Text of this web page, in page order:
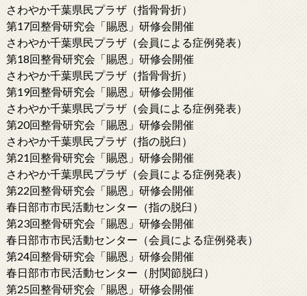
さわやか千葉県民プラザ（指骨骨折）
第17回整骨研究会「賜恩」研修会開催
さわやか千葉県民プラザ（会員による症例発表）
第18回整骨研究会「賜恩」研修会開催
さわやか千葉県民プラザ（指骨骨折）
第19回整骨研究会「賜恩」研修会開催
さわやか千葉県民プラザ（会員による症例発表）
第20回整骨研究会「賜恩」研修会開催
さわやか千葉県民プラザ（指の脱臼）
第21回整骨研究会「賜恩」研修会開催
さわやか千葉県民プラザ（会員による症例発表）
第22回整骨研究会「賜恩」研修会開催
春日部市市民活動センター（指の脱臼）
第23回整骨研究会「賜恩」研修会開催
春日部市市民活動センター（会員による症例発表）
第24回整骨研究会「賜恩」研修会開催
春日部市市民活動センター（肘関節脱臼）
第25回整骨研究会「賜恩」研修会開催